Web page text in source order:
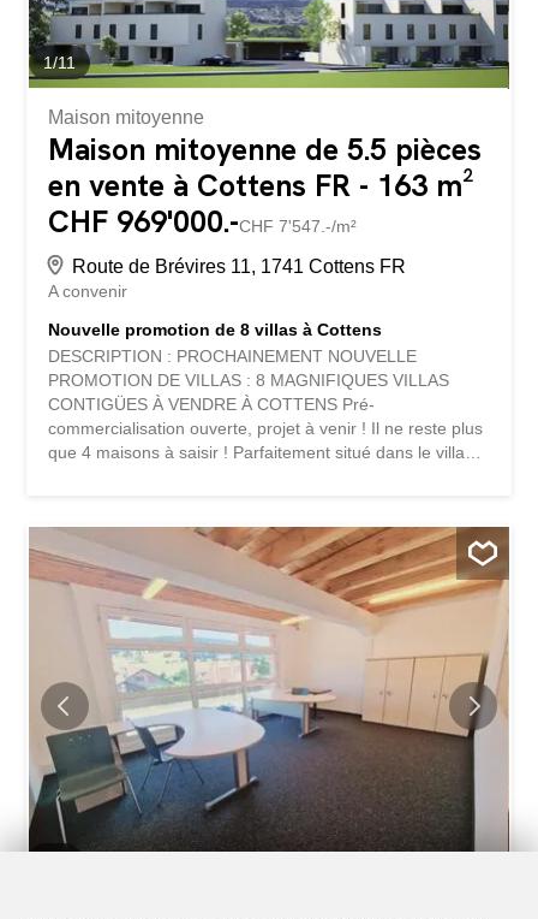
1/11
Maison mitoyenne
Maison mitoyenne de 5.5 pièces
en vente à Cottens FR - 163 m²
CHF 969'000.-CHF 7'547.-/m²
Route de Brévires 11, 1741 Cottens FR
A convenir
Nouvelle promotion de 8 villas à Cottens
DESCRIPTION : PROCHAINEMENT NOUVELLE
PROMOTION DE VILLAS : 8 MAGNIFIQUES VILLAS
CONTIGÜES À VENDRE À COTTENS Pré-
commercialisation ouverte, projet à venir ! Il ne reste plus
que 4 maisons à saisir ! Parfaitement situé dans le village
d'un cadre de vie exceptionnel pour la région, à proximité
directe de toutes les commodités. Ce beau projet de vie
privilégiera la réalisation de 8 villas contiguës réparties
sur 4 étages d'une typologie de 5.5 pièces. Chaque villa
disposera d'un jardin privatif et d'une terrasse sur le toit,
ainsi que de panneaux photovoltaïques intégrés en
toiture. Ces futures villas seront votre lieu de vie idéal et
vous apporteront tout le confort nécessaire. Le choix du
modèle de typologie vous donnera de nombreuses
possibilités d'aménager les espaces. Par exemple, équipé
la chambre du dernier étage avec...